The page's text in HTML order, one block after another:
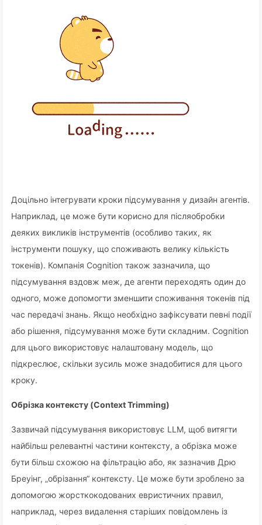
Доцільно інтегрувати кроки підсумування у дизайн агентів.
Наприклад, це може бути корисно для післяобробки
деяких викликів інструментів (особливо таких, як
інструменти пошуку, що споживають велику кількість
токенів). Компанія Cognition також зазначила, що
підсумування вздовж меж, де агенти переходять один до
одного, може допомогти зменшити споживання токенів під
час передачі знань. Якщо необхідно зафіксувати певні події
або рішення, підсумування може бути складним. Cognition
для цього використовує налаштовану модель, що
підкреслює, скільки зусиль може знадобитися для цього
кроку.
Обрізка контексту (Context Trimming)
Зазвичай підсумування використовує LLM, щоб витягти
найбільш релевантні частини контексту, а обрізка може
бути більш схожою на фільтрацію або, як зазначив Дрю
Бреуінг, „обрізання“ контексту. Це може бути зроблено за
допомогою жорсткокодованих евристичних правил,
наприклад, через видалення старіших повідомлень із